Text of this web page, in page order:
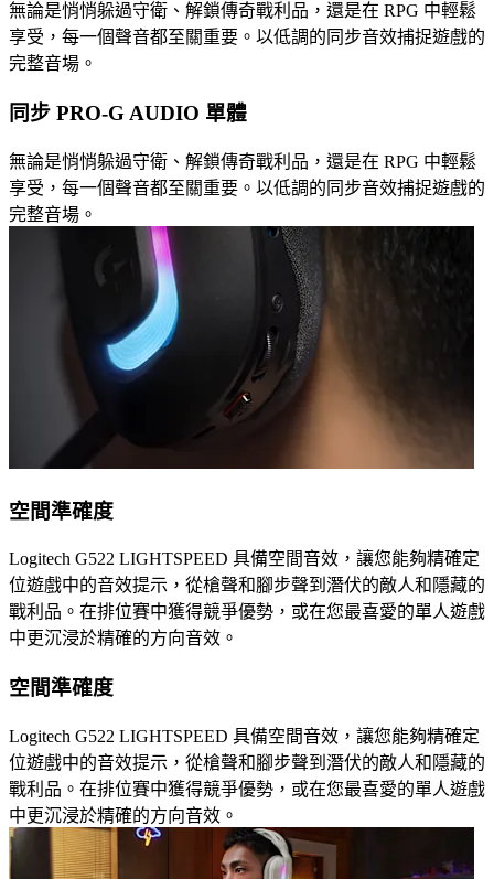
無論是悄悄躲過守衛、解鎖傳奇戰利品，還是在 RPG 中輕鬆
享受，每一個聲音都至關重要。以低調的同步音效捕捉遊戲的
完整音場。
同步 PRO-G AUDIO 單體
無論是悄悄躲過守衛、解鎖傳奇戰利品，還是在 RPG 中輕鬆
享受，每一個聲音都至關重要。以低調的同步音效捕捉遊戲的
完整音場。
空間準確度
Logitech G522 LIGHTSPEED 具備空間音效，讓您能夠精確定
位遊戲中的音效提示，從槍聲和腳步聲到潛伏的敵人和隱藏的
戰利品。在排位賽中獲得競爭優勢，或在您最喜愛的單人遊戲
中更沉浸於精確的方向音效。
空間準確度
Logitech G522 LIGHTSPEED 具備空間音效，讓您能夠精確定
位遊戲中的音效提示，從槍聲和腳步聲到潛伏的敵人和隱藏的
戰利品。在排位賽中獲得競爭優勢，或在您最喜愛的單人遊戲
中更沉浸於精確的方向音效。